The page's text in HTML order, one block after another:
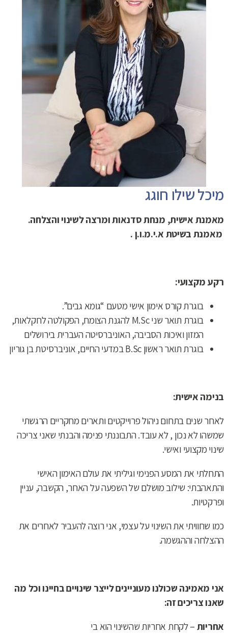
מיכל שילו חוגג
מאמנת אישית, מנחת סדנאות ומרצה לשינוי והצלחה.
מאמנת בשיטת א.י.מ.ו.ן .
רקע מקצועי:
בוגרת קורס אימון אישי מטעם “גומא גבים”.
בוגרת תואר שני M.Sc להגנת הצומח, הפקולטה לחקלאות,
המזון ואיכות הסביבה, האוניברסיטה העברית בירושלים
בוגרת תואר ראשון B.Sc במדעי החיים, אוניברסיטת בן גוריון
בנימה אישית:
לאחר שנים בתחום ניהול פרוייקטים ותארים מחקריים הרגשתי
שמשהו לא נכון , לא עובד. התבוננתי פנימה והבנתי שאני צריכה
שינוי מקצועי ואישי.
התחלתי את המסע הפנימי וגיליתי את עולם האימון האישי
והתאהבתי: שילוב מושלם של השפעה על האחר, הקשבה, עניין
ופרקטיות.
כמו שחוויתי את השינוי על עצמי, אני רוצה להעביר לאחרים את
ההצלחה וההגשמה.
אני מאמינה שכולנו מעוניינים לייצר שינויים בחיינו וכל מה
שאנו צריכים זה:
אחריות – לקחת אחריות שהשינוי הוא בי